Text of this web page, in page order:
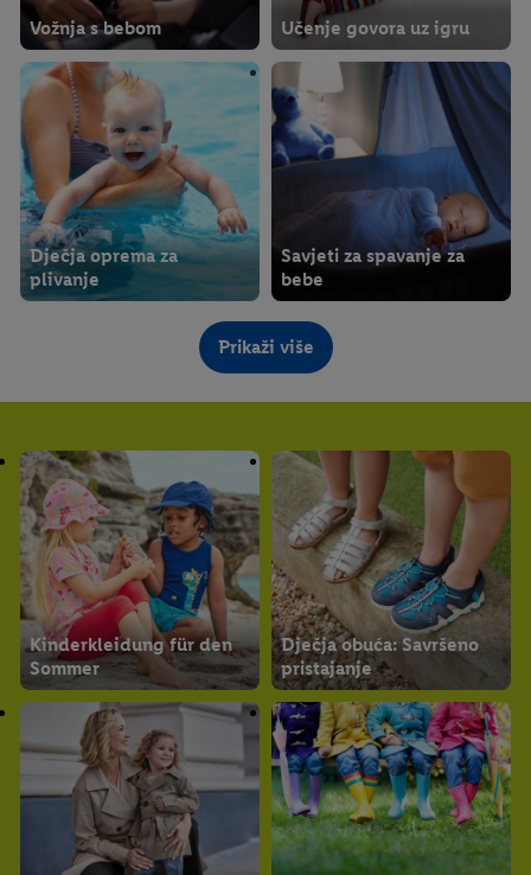
Vožnja s bebom Učenje govora uz igru
Dječja oprema za
plivanje
Savjeti za spavanje za
bebe
Vodič za veličinu odjeće
za bebe
Prikaži više
Kinderkleidung für den
Sommer
Dječja obuća: Savršeno
pristajanje